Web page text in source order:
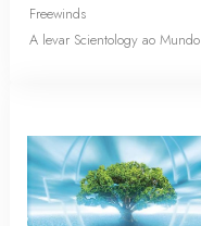
Freewinds
A levar Scientology ao Mundo